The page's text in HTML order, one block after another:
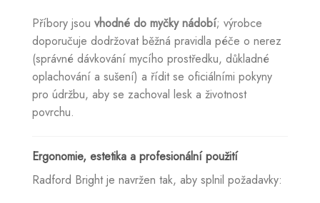
Příbory jsou vhodné do myčky nádobí; výrobce
doporučuje dodržovat běžná pravidla péče o nerez
(správné dávkování mycího prostředku, důkladné
oplachování a sušení) a řídit se oficiálními pokyny
pro údržbu, aby se zachoval lesk a životnost
povrchu.
Ergonomie, estetika a profesionální použití
Radford Bright je navržen tak, aby splnil požadavky: